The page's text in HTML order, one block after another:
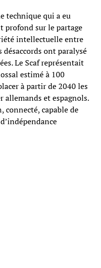
technique qui a eu
profond sur le partage
intellectuelle entre
ont paralysé
Le Scaf représentait
estimé à 100
à partir de 2040 les
allemands et espagnols.
connecté, capable de